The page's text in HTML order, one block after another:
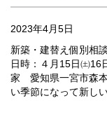
2023年4月5日
新築・建替え個別相
日時：４月15日㈯16
家 愛知県一宮市森
い季節になって新し